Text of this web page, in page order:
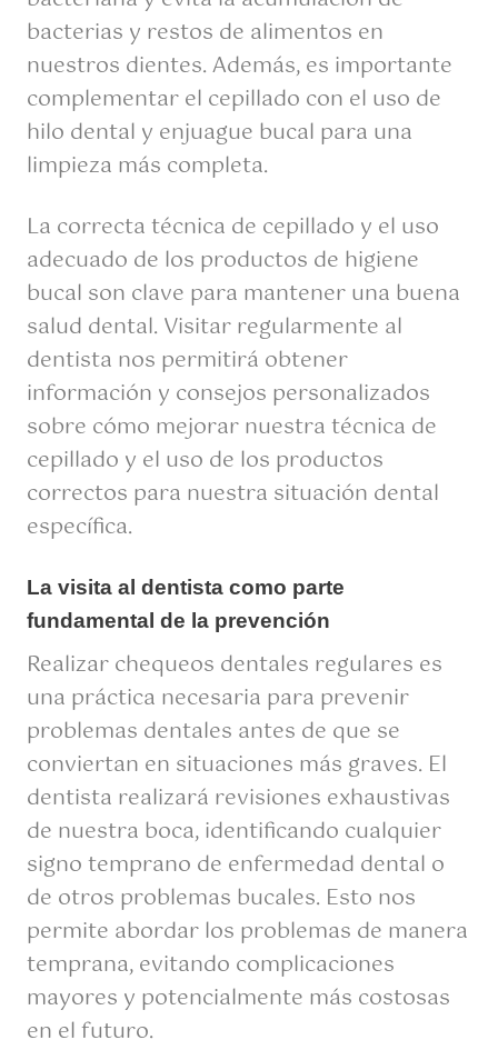
bacterias y restos de alimentos en
nuestros dientes. Además, es importante
complementar el cepillado con el uso de
hilo dental y enjuague bucal para una
limpieza más completa.
La correcta técnica de cepillado y el uso
adecuado de los productos de higiene
bucal son clave para mantener una buena
salud dental. Visitar regularmente al
dentista nos permitirá obtener
información y consejos personalizados
sobre cómo mejorar nuestra técnica de
cepillado y el uso de los productos
correctos para nuestra situación dental
específica.
La visita al dentista como parte
fundamental de la prevención
Realizar chequeos dentales regulares es
una práctica necesaria para prevenir
problemas dentales antes de que se
conviertan en situaciones más graves. El
dentista realizará revisiones exhaustivas
de nuestra boca, identificando cualquier
signo temprano de enfermedad dental o
de otros problemas bucales. Esto nos
permite abordar los problemas de manera
temprana, evitando complicaciones
mayores y potencialmente más costosas
en el futuro.